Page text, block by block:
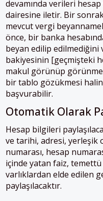
devamında verileri
dairesine iletir. Bir
mevcut vergi
önce, bir banka
beyan edilip edilmediğini
bakiyesinin [geçmişteki
makul görünüp
bir tablo gözükmesi
başvurabilir.
Otomatik Olarak
Hesap bilgileri
ve tarihi, adresi, yerleşik
numarası, hesap
içinde yatan faiz,
varlıklardan elde edilen
paylaşılacaktır.